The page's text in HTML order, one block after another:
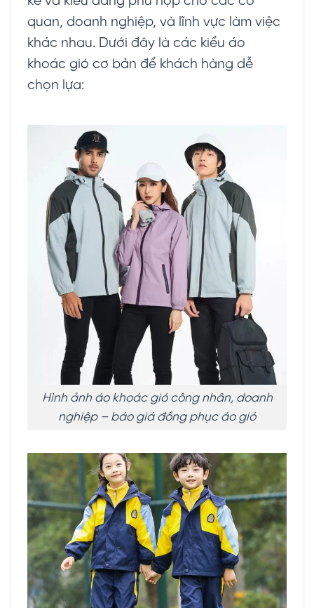
quan, doanh nghiệp, và lĩnh vực làm việc
khác nhau. Dưới đây là các kiểu áo
khoác gió cơ bản để khách hàng dễ
chọn lựa:
Hình ảnh áo khoác gió công nhân, doanh
nghiệp – báo giá đồng phục áo gió